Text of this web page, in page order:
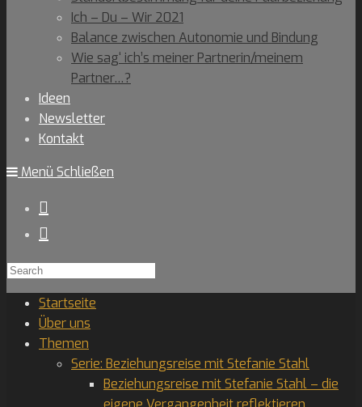
Ich – Du – Wir 2021
Balance zwischen Autonomie und Bindung
Wie sag‘ ich’s meiner Partnerin/meinem
Partner…?
Ideen
Newsletter
Kontakt
Menü Schließen
Search
for:
Startseite
Über uns
Themen
Serie: Beziehungsreise mit Stefanie Stahl
Beziehungsreise mit Stefanie Stahl – die